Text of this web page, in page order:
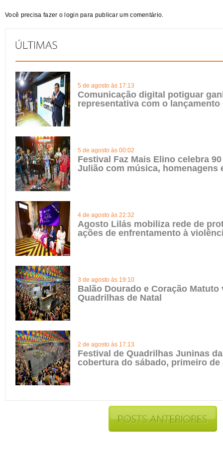
Você precisa fazer o login para publicar um comentário.
5 de agosto às 17:13
Comunicação digital potiguar
representativa com o lançamento
5 de agosto às 00:02
Festival Faz Mais Elino celebra
Julião com música, homenagens
4 de agosto às 22:32
Agosto Lilás mobiliza rede de
ações de enfrentamento à
3 de agosto às 19:10
Balão Dourado e Coração Matuto
Quadrilhas de Natal
2 de agosto às 17:13
Festival de Quadrilhas Juninas
cobertura do sábado, primeiro de